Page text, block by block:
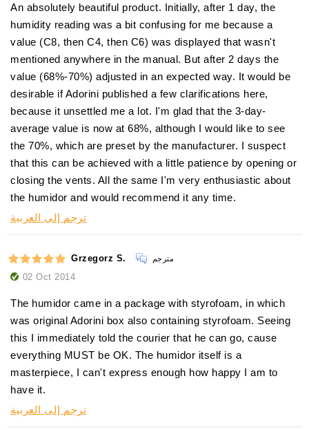
عمر استخدام طويل لجهاز الترطيب ويحافظ على أدائه
An absolutely beautiful product. Initially, after 1 day, the
humidity reading was a bit confusing for me because a
value (C8, then C4, then C6) was displayed that wasn't
mentioned anywhere in the manual. But after 2 days the
value (68%-70%) adjusted in an expected way. It would be
desirable if Adorini published a few clarifications here,
because it unsettled me a lot. I'm glad that the 3-day-
average value is now at 68%, although I would like to see
the 70%, which are preset by the manufacturer. I suspect
that this can be achieved with a little patience by opening or
closing the vents. All the same I'm very enthusiastic about
the humidor and would recommend it any time.
ترجم إلى العربية
Grzegorz S. مترجم
02 Oct 2014
The humidor came in a package with styrofoam, in which
was original Adorini box also containing styrofoam. Seeing
this I immediately told the courier that he can go, cause
everything MUST be OK. The humidor itself is a
masterpiece, I can't express enough how happy I am to
have it.
ترجم إلى العربية